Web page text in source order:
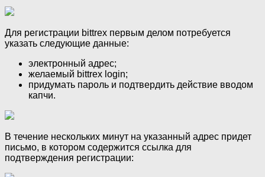
Для регистрации bittrex первым делом потребуется
указать следующие данные:
электронный адрес;
желаемый bittrex login;
придумать пароль и подтвердить действие вводом
капчи.
В течение нескольких минут на указанный адрес придет
письмо, в котором содержится ссылка для
подтверждения регистрации: